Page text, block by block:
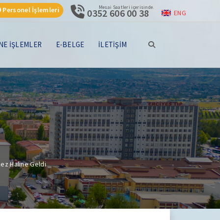
Personel İşlemleri Mesai Saatleri içerisinde.
0352 606 00 38 ENG
İŞLEMLER E-BELGE İLETİŞİM
Haline Geldi